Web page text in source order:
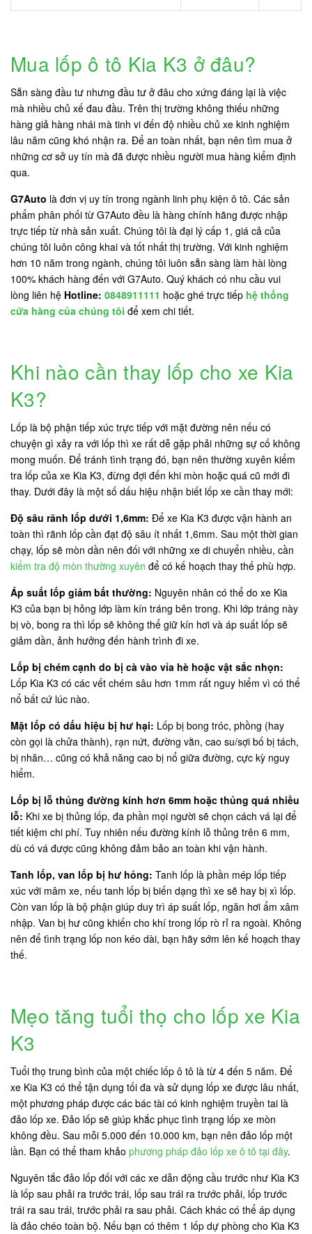
Mua lốp ô tô Kia K3 ở đâu?
Sẵn sàng đầu tư nhưng đầu tư ở đâu cho xứng đáng lại là việc
mà nhiều chủ xế đau đầu. Trên thị trường không thiếu những
hàng giả hàng nhái mà tinh vi đến độ nhiều chủ xe kinh nghiệm
lâu năm cũng khó nhận ra. Để an toàn nhất, bạn nên tìm mua ở
những cơ sở uy tín mà đã được nhiều người mua hàng kiểm định
qua.
G7Auto là đơn vị uy tín trong ngành linh phụ kiện ô tô. Các sản
phẩm phân phối từ G7Auto đều là hàng chính hãng được nhập
trực tiếp từ nhà sản xuất. Chúng tôi là đại lý cấp 1, giá cả của
chúng tôi luôn công khai và tốt nhất thị trường. Với kinh nghiệm
hơn 10 năm trong ngành, chúng tôi luôn sẵn sàng làm hài lòng
100% khách hàng đến với G7Auto. Quý khách có nhu cầu vui
lòng liên hệ Hotline: 0848911111 hoặc ghé trực tiếp hệ thống
cửa hàng của chúng tôi để xem chi tiết.
Khi nào cần thay lốp cho xe Kia
K3?
Lốp là bộ phận tiếp xúc trực tiếp với mặt đường nên nếu có
chuyện gì xảy ra với lốp thì xe rất dễ gặp phải những sự cố không
mong muốn. Để tránh tình trạng đó, bạn nên thường xuyên kiểm
tra lốp của xe Kia K3, đừng đợi đến khi mòn hoặc quá cũ mới đi
thay. Dưới đây là một số dấu hiệu nhận biết lốp xe cần thay mới:
Độ sâu rãnh lốp dưới 1,6mm: Để xe Kia K3 được vận hành an
toàn thì rãnh lốp cần đạt độ sâu ít nhất 1,6mm. Sau một thời gian
chạy, lốp sẽ mòn dần nên đối với những xe di chuyển nhiều, cần
kiểm tra độ mòn thường xuyên để có kế hoạch thay thế phù hợp.
Áp suất lốp giảm bất thường: Nguyên nhân có thể do xe Kia
K3 của bạn bị hỏng lớp làm kín tráng bên trong. Khi lớp tráng này
bị vò, bong ra thì lốp sẽ không thể giữ kín hơi và áp suất lốp sẽ
giảm dần, ảnh hưởng đến hành trình đi xe.
Lốp bị chém cạnh do bị cà vào vỉa hè hoặc vật sắc nhọn:
Lốp Kia K3 có các vết chém sâu hơn 1mm rất nguy hiểm vì có thể
nổ bất cứ lúc nào.
Mặt lốp có dấu hiệu bị hư hại: Lốp bị bong tróc, phồng (hay
còn gọi là chửa thành), rạn nứt, đường vằn, cao su/sợi bố bị tách,
bị nhăn… cũng có khả năng cao bị nổ giữa đường, cực kỳ nguy
hiểm.
Lốp bị lỗ thủng đường kính hơn 6mm hoặc thủng quá nhiều
lỗ: Khi xe bị thủng lốp, đa phần mọi người sẽ chọn cách vá lại để
tiết kiệm chi phí. Tuy nhiên nếu đường kính lỗ thủng trên 6 mm,
dù có vá được cũng không đảm bảo an toàn khi vận hành.
Tanh lốp, van lốp bị hư hỏng: Tanh lốp là phần mép lốp tiếp
xúc với mâm xe, nếu tanh lốp bị biến dạng thì xe sẽ hay bị xì lốp.
Còn van lốp là bộ phận giúp duy trì áp suất lốp, ngăn hơi ẩm xâm
nhập. Van bị hư cũng khiến cho khí trong lốp rò rỉ ra ngoài. Không
nên để tình trạng lốp non kéo dài, bạn hãy sớm lên kế hoạch thay
thế.
Mẹo tăng tuổi thọ cho lốp xe Kia
K3
Tuổi thọ trung bình của một chiếc lốp ô tô là từ 4 đến 5 năm. Để
xe Kia K3 có thể tận dụng tối đa và sử dụng lốp xe được lâu nhất,
một phương pháp được các bác tài có kinh nghiệm truyền tai là
đảo lốp xe. Đảo lốp sẽ giúp khắc phục tình trạng lốp xe mòn
không đều. Sau mỗi 5.000 đến 10.000 km, bạn nên đảo lốp một
lần. Bạn có thể tham khảo phương pháp đảo lốp xe ô tô tại đây.
Nguyên tắc đảo lốp đối với các xe dẫn động cầu trước như Kia K3
là lốp sau phải ra trước trái, lốp sau trái ra trước phải, lốp trước
trái ra sau trái, trước phải ra sau phải. Cách khác có thể áp dụng
là đảo chéo toàn bộ. Nếu bạn có thêm 1 lốp dự phòng cho Kia K3